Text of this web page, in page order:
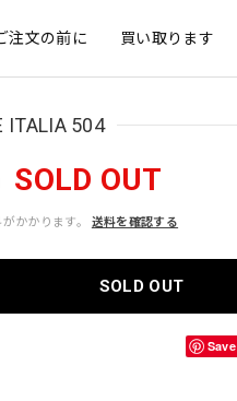
注文の前に 買い取ります
ITALIA 504
SOLD OUT
かかります。 送料を確認する
SOLD OUT
Save